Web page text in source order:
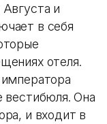
и
в себя
отеля.
вестибюля. Она
и входит в